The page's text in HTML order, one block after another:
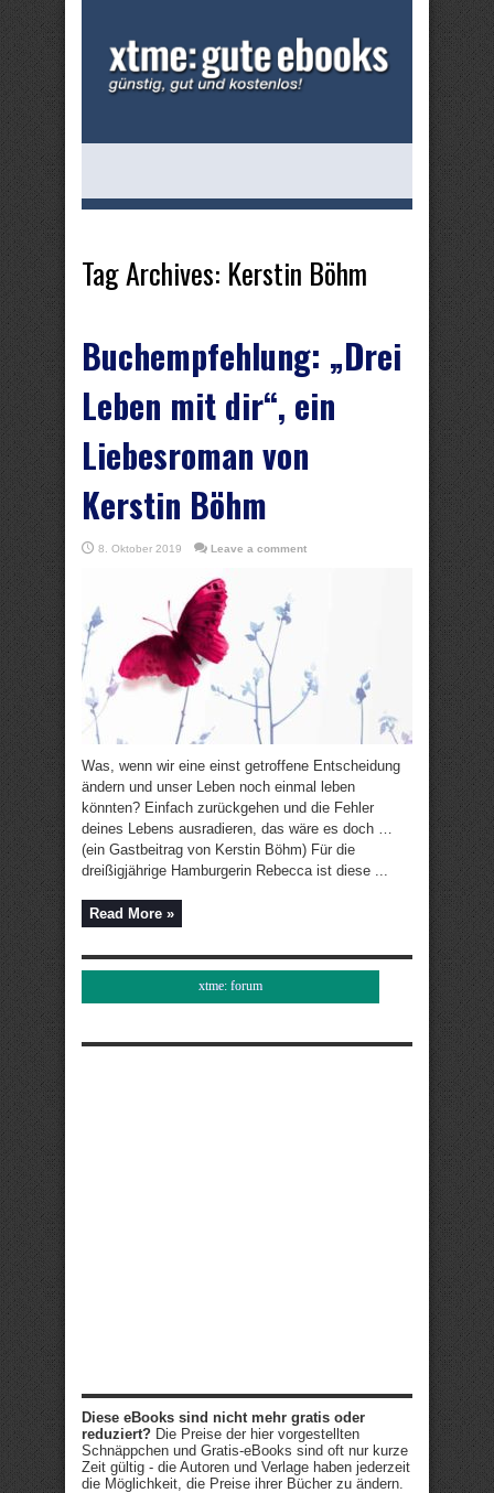
Tag Archives: Kerstin Böhm
Buchempfehlung: „Drei
Leben mit dir“, ein
Liebesroman von
Kerstin Böhm
8. Oktober 2019 Leave a comment
Was, wenn wir eine einst getroffene Entscheidung
ändern und unser Leben noch einmal leben
könnten? Einfach zurückgehen und die Fehler
deines Lebens ausradieren, das wäre es doch …
(ein Gastbeitrag von Kerstin Böhm) Für die
dreißigjährige Hamburgerin Rebecca ist diese ...
Read More »
xtme: forum
Diese eBooks sind nicht mehr gratis oder
reduziert? Die Preise der hier vorgestellten
Schnäppchen und Gratis-eBooks sind oft nur kurze
Zeit gültig - die Autoren und Verlage haben jederzeit
die Möglichkeit, die Preise ihrer Bücher zu ändern.